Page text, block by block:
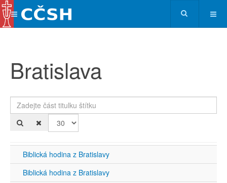
Bratislava
Zadejte část titulku štítku
Biblická hodina z Bratislavy
Biblická hodina z Bratislavy